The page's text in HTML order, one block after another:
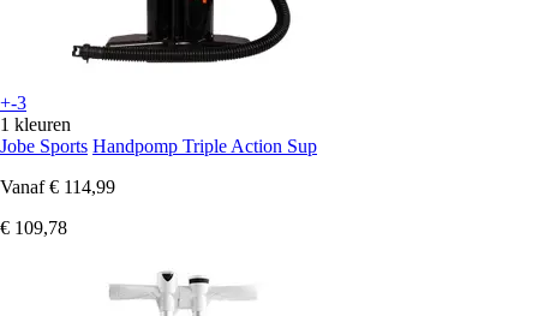
+-3
1 kleuren
Jobe Sports Handpomp Triple Action Sup
Vanaf € 114,99
€ 109,78